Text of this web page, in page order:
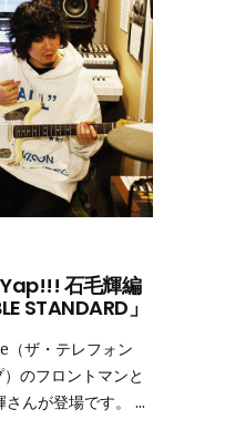
石毛輝編
STANDARD」
ザ・テレフォン
のフロントマンと
んが登場です。